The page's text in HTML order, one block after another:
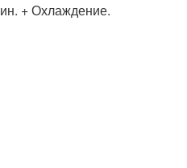
+ Охлаждение.